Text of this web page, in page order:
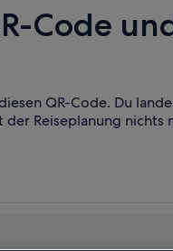
Code
QR-Code. Du
Reiseplanung nichts